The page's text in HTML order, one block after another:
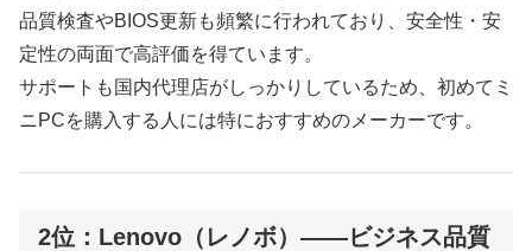
品質検査やBIOS更新も頻繁に行われており、安全性・安
定性の両面で高評価を得ています。
サポートも国内代理店がしっかりしているため、初めてミ
ニPCを購入する人には特におすすめのメーカーです。
2位：Lenovo（レノボ）――ビジネス品質